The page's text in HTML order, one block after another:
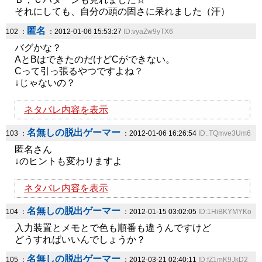
それにしても、自分の頭の固さに呆れました（汗）
102 ： 匿名 ：2012-01-06 15:53:27 ID:vyaZw9yTX6
バグかな？
AとBはできたのだけどCができない。
Cって引っ張るやつですよね？
↓じゃないの？
ネタバレ内容を表示
103 ： 名無しの脱出ゲーマー ：2012-01-06 16:26:54 ID:.TQmve3Um6
匿名さん
↓のヒントも変わりますよ
ネタバレ内容を表示
104 ： 名無しの脱出ゲーマー ：2012-01-15 03:02:05 ID:1HiBKYMYKo
入力装置とメモとで色も順番も違うんですけど
どうすればいいんでしょうか？
105 ： 名無しの脱出ゲーマー ：2012-03-21 02:40:11 ID:fZ1mK9JkD2